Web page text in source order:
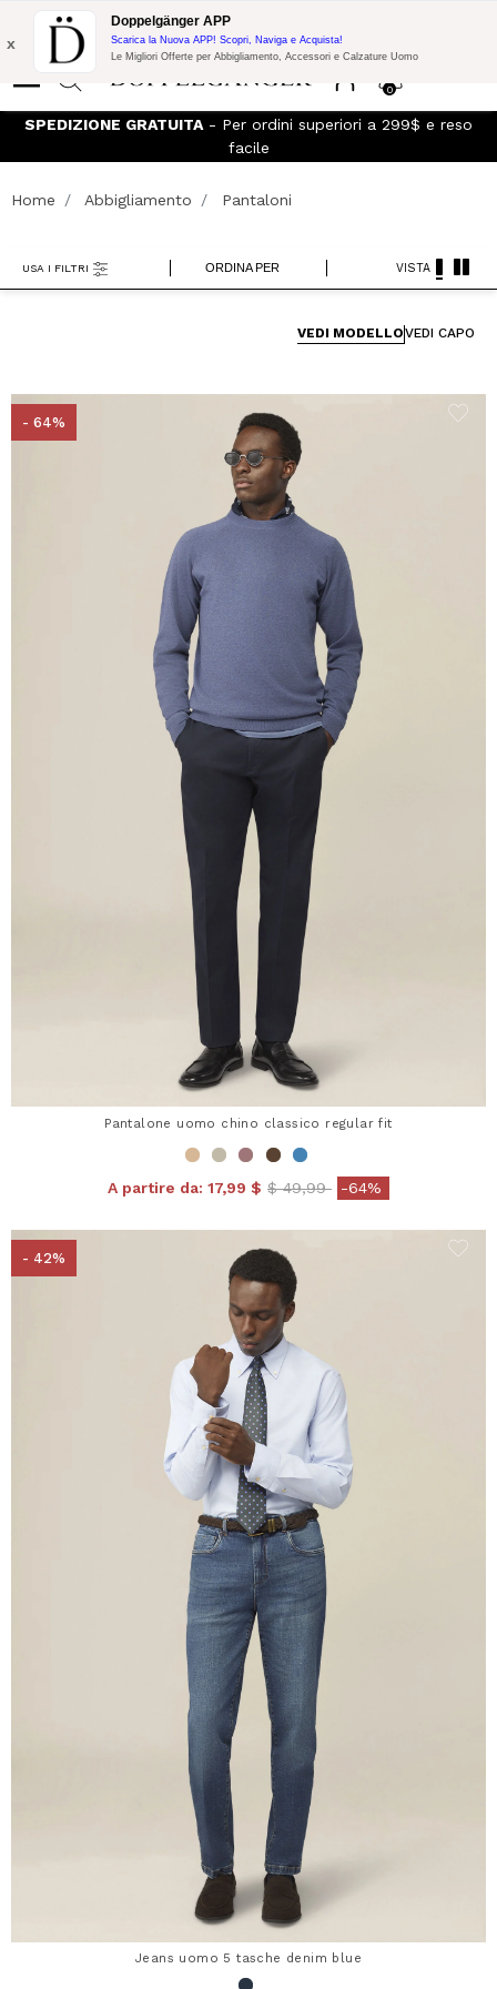
Promo Flash:
10% di Extra Sconto su 300$ di Acquisto con codice:
DOPPEL300
0
x
Doppelgänger APP
Scarica la Nuova APP! Scopri, Naviga e Acquista!
Le Migliori Offerte per Abbigliamento, Accessori e Calzature Uomo
Iscriviti alDoppelganger Club!Scopri tutti i vantaggi e
sconti fino al -20%!
Home Abbigliamento Pantaloni
ORDINA PER
USA I FILTRI VISTA
VEDI MODELLOVEDI CAPO
- 64%
Pantalone uomo chino classico regular fit
A partire da: 17,99 $ Price reduced from
$ 49,99to-64%
- 42%
Jeans uomo 5 tasche denim blue